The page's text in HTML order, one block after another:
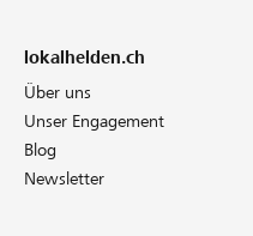
lokalhelden.ch
Über uns
Unser Engagement
Blog
Newsletter